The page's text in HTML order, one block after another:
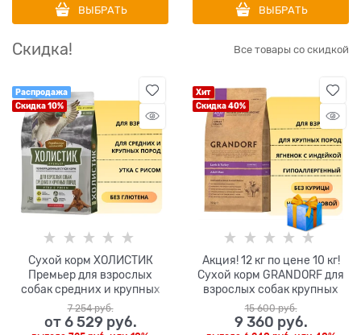
ВЫБРАТЬ ВЫБРАТЬ
Скидка! Все товары со скидкой
Распродажа
Скидка 10%
Сухой корм ХОЛИСТИК
Премьер для взрослых
собак средних и крупных
пород с уткой и рисом.
7 254 руб.
от 6 529 руб.
Хит
Скидка 40%
Акция! 12 кг по цене 10 кг!
Сухой корм GRANDORF для
взрослых собак крупных
пород с ягненком и
индейкой MAXI Lamb and
15 600 руб.
9 360 руб.